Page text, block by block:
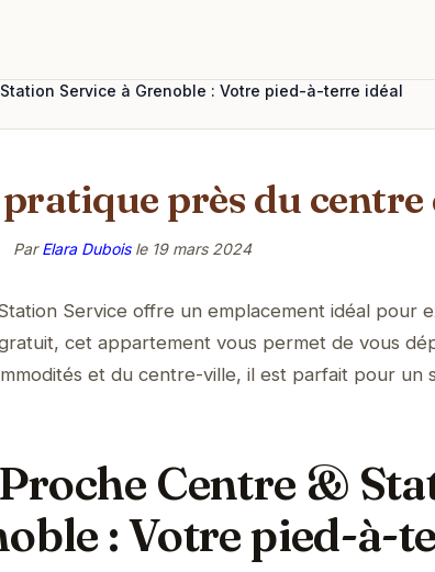
Service à Grenoble : Votre pied-à-terre idéal
près du centre
ParElara Duboisle 19 mars 2024
Service offre un emplacement idéal pour
cet appartement vous permet de vous
et du centre-ville, il est parfait pour un
Centre &
: Votre pied-à-